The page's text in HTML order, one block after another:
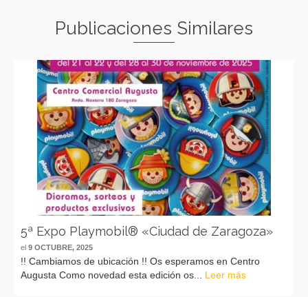
Publicaciones Similares
5ª Expo Playmobil® «Ciudad de Zaragoza»
el 9 OCTUBRE, 2025
!! Cambiamos de ubicación !! Os esperamos en Centro
Augusta Como novedad esta edición os... Leer más